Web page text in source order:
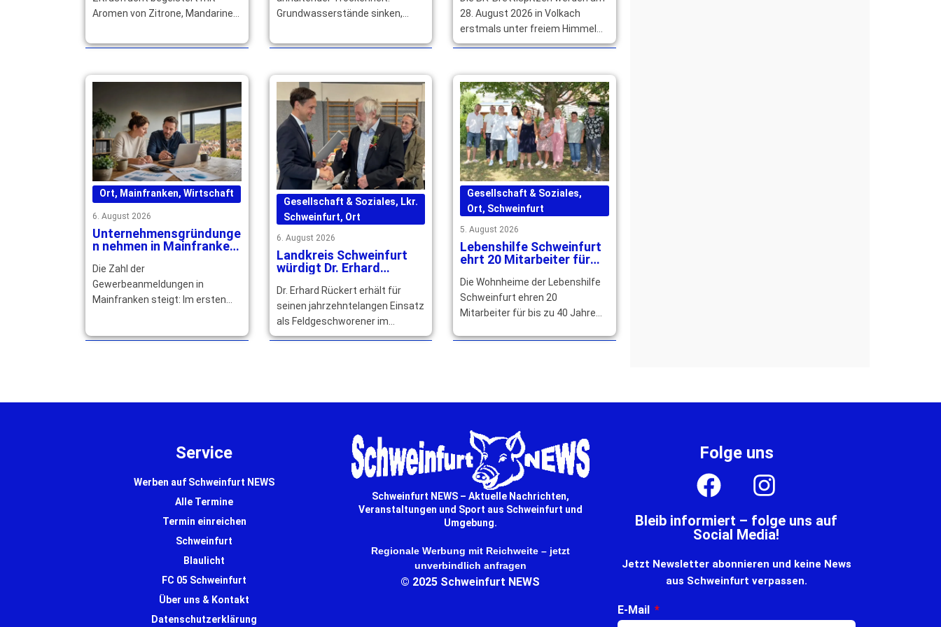
Aromen von Zitrone, Mandarine
Speisen und Getränke raffiniert.
Grundwasserstände sinken,
Trinkwasserversorgung bleibt
28. August 2026 in Volkach
erstmals unter freiem Himmel
live für das BR Fernsehen
Ort, Mainfranken, Wirtschaft
6. August 2026
Unternehmensgründunge
n nehmen in Mainfranken
Die Zahl der
Gewerbeanmeldungen in
Mainfranken steigt: Im ersten
Gesellschaft & Soziales, Lkr.
Schweinfurt, Ort
6. August 2026
Landkreis Schweinfurt
würdigt Dr. Erhard
Engagement
Dr. Erhard Rückert erhält für
seinen jahrzehntelangen Einsatz
als Feldgeschworener im
Landkreis Schweinfurt den
Gesellschaft & Soziales,
Ort, Schweinfurt
5. August 2026
Lebenshilfe Schweinfurt
ehrt 20 Mitarbeiter für
Die Wohnheime der Lebenshilfe
Schweinfurt ehren 20
Mitarbeiter für bis zu 40 Jahre
würdigen ihr langjähriges großes
Service
Werben auf Schweinfurt NEWS
Alle Termine
Termin einreichen
Schweinfurt
Blaulicht
FC 05 Schweinfurt
Über uns & Kontakt
Datenschutzerklärung
Schweinfurt NEWS – Aktuelle Nachrichten,
Veranstaltungen und Sport aus Schweinfurt und
Umgebung.
Regionale Werbung mit Reichweite – jetzt
unverbindlich anfragen
© 2025 Schweinfurt NEWS
Folge uns
Bleib informiert – folge uns auf
Social Media!
Jetzt Newsletter abonnieren und keine News
aus Schweinfurt verpassen.
E-Mail